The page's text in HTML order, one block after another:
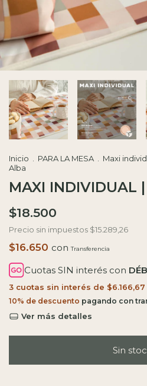
Inicio PARA LA MESA Maxi
Alba
MAXI INDIVIDUAL
$18.500
Precio sin impuestos $15.289,26
$16.650 con
Cuotas SIN interés con
3 cuotas sin interés de $6.166,67
10% de descuento
Ver más detalles